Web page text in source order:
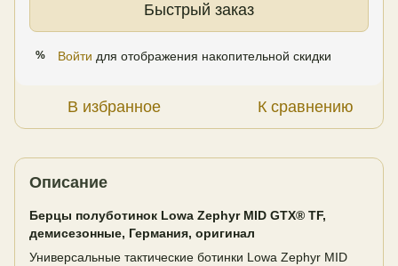
Быстрый заказ
% Войти для отображения накопительной скидки
В избранное К сравнению
Описание
Берцы полуботинок Lowa Zephyr MID GTX® TF,
демисезонные, Германия, оригинал
Универсальные тактические ботинки Lowa Zephyr MID